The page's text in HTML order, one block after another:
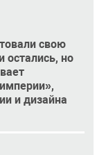
свою
остались, но
и дизайна